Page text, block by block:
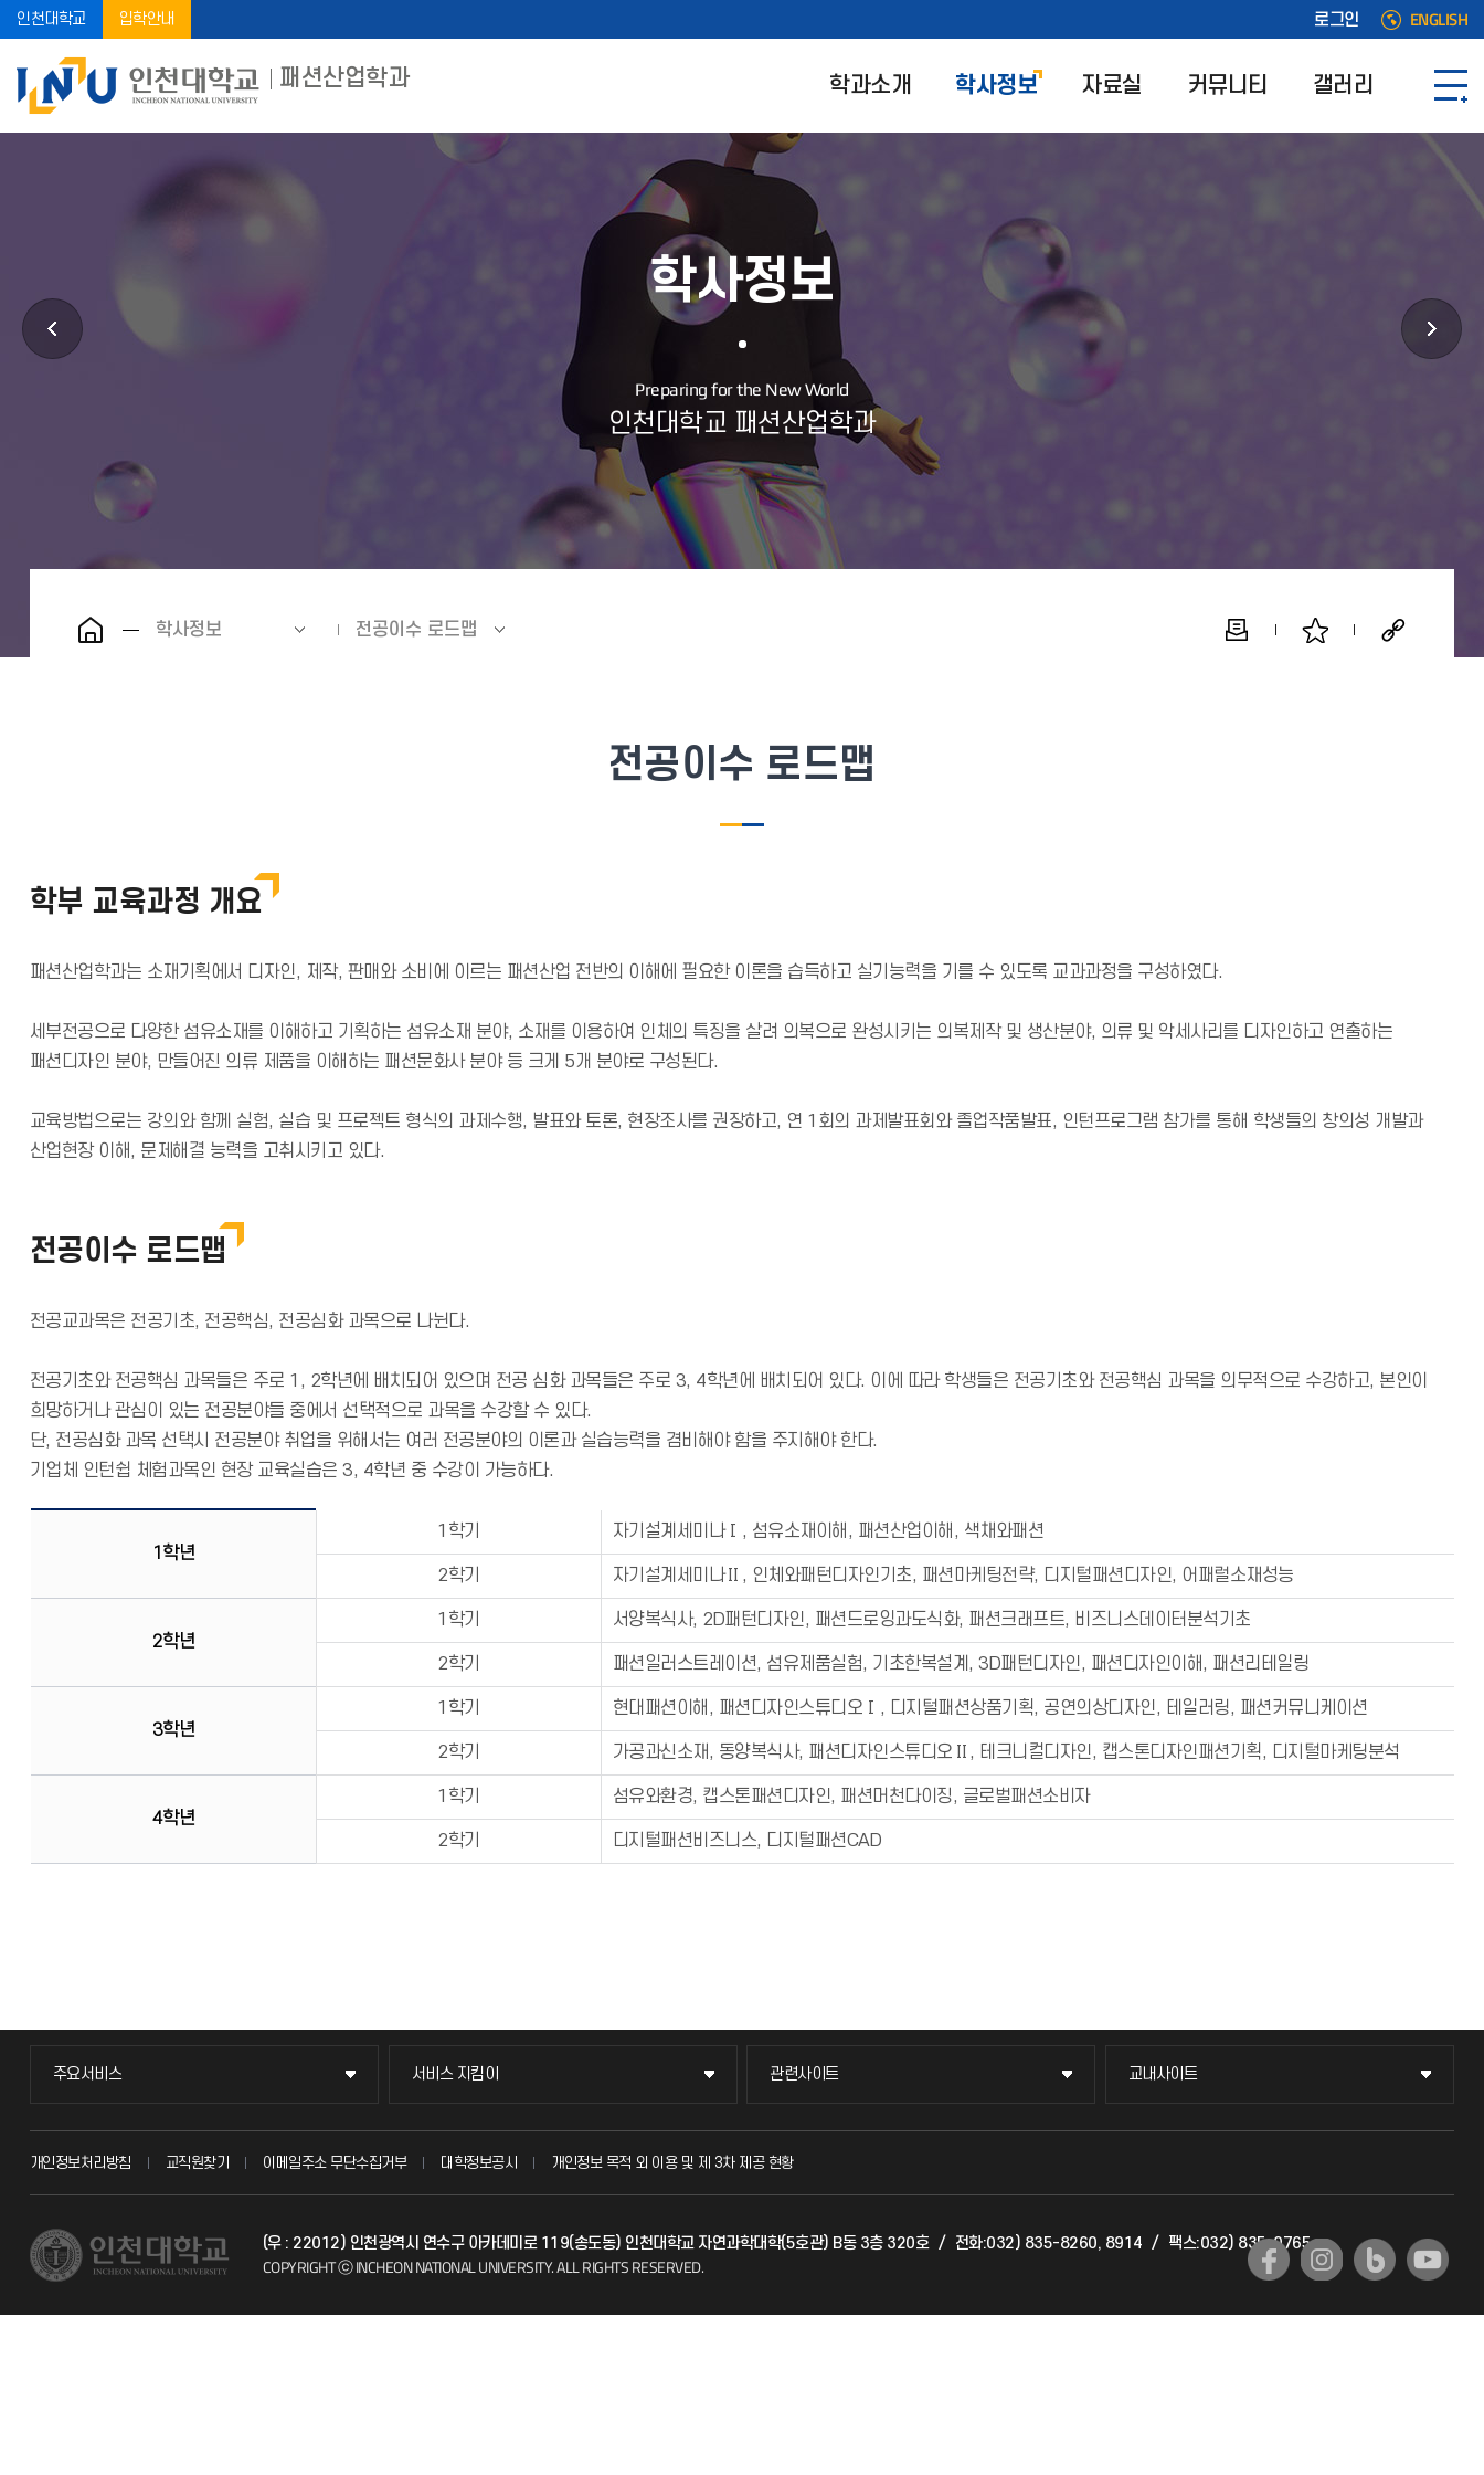
인천대학교 입학안내 로그인 ENGLISH
패션산업학과 학과소개 학사정보 자료실 커뮤니티 갤러리
학사정보
학사정보 전공이수 로드맵
전공이수 로드맵
학부 교육과정 개요
패션산업학과는 소재기획에서 디자인, 제작, 판매와 소비에 이르는 패션산업 전반의 이해에 필요한 이론을 습득하고 실기능력을 기를 수 있도록 교과과정을 구성하였다.
세부전공으로 다양한 섬유소재를 이해하고 기획하는 섬유소재 분야, 소재를 이용하여 인체의 특징을 살려 의복으로 완성시키는 의복제작 및 생산분야, 의류 및 악세사리를 디자인하고 연출하는
패션디자인 분야, 만들어진 의류 제품을 이해하는 패션문화사 분야 등 크게 5개 분야로 구성된다.
교육방법으로는 강의와 함께 실험, 실습 및 프로젝트 형식의 과제수행, 발표와 토론, 현장조사를 권장하고, 연 1회의 과제발표회와 졸업작품발표, 인턴프로그램 참가를 통해 학생들의 창의성 개발과
산업현장 이해, 문제해결 능력을 고취시키고 있다.
전공이수 로드맵
전공교과목은 전공기초, 전공핵심, 전공심화 과목으로 나뉜다.
전공기초와 전공핵심 과목들은 주로 1, 2학년에 배치되어 있으며 전공 심화 과목들은 주로 3, 4학년에 배치되어 있다. 이에 따라 학생들은 전공기초와 전공핵심 과목을 의무적으로 수강하고, 본인이
희망하거나 관심이 있는 전공분야들 중에서 선택적으로 과목을 수강할 수 있다.
단, 전공심화 과목 선택시 전공분야 취업을 위해서는 여러 전공분야의 이론과 실습능력을 겸비해야 함을 주지해야 한다.
기업체 인턴쉽 체험과목인 현장 교육실습은 3, 4학년 중 수강이 가능하다.
1학년
1학기 자기설계세미나Ⅰ, 섬유소재이해, 패션산업이해, 색채와패션
2학기 자기설계세미나Ⅱ, 인체와패턴디자인기초, 패션마케팅전략, 디지털패션디자인, 어패럴소재성능
2학년
1학기 서양복식사, 2D패턴디자인, 패션드로잉과도식화, 패션크래프트, 비즈니스데이터분석기초
2학기 패션일러스트레이션, 섬유제품실험, 기초한복설계, 3D패턴디자인, 패션디자인이해, 패션리테일링
3학년
1학기 현대패션이해, 패션디자인스튜디오Ⅰ, 디지털패션상품기획, 공연의상디자인, 테일러링, 패션커뮤니케이션
2학기 가공과신소재, 동양복식사, 패션디자인스튜디오Ⅱ, 테크니컬디자인, 캡스톤디자인패션기획, 디지털마케팅분석
4학년
1학기 섬유와환경, 캡스톤패션디자인, 패션머천다이징, 글로벌패션소비자
2학기 디지털패션비즈니스, 디지털패션CAD
주요서비스
주요서비스
교무회의방송
시설예약
서비스 지킴이
서비스 지킴이
묻고 답하기
자주 묻는 질문(FAQ)
관련사이트
관련사이트
국방헬프콜
산학협력단
교내사이트
교내사이트
교수회
국제교류과
개인정보처리방침 교직원찾기 이메일주소 무단수집거부 대학정보공시 개인정보 목적 외 이용 및 제 3차 제공 현황
(우 : 22012) 인천광역시 연수구 아카데미로 119(송도동) 인천대학교 자연과학대학(5호관) B동 3층 320호 / 전화:032) 835-8260, 8914 / 팩스:032) 835-0765
COPYRIGHT ⓒ INCHEON NATIONAL UNIVERSITY.ALL RIGHTS RESERVED.